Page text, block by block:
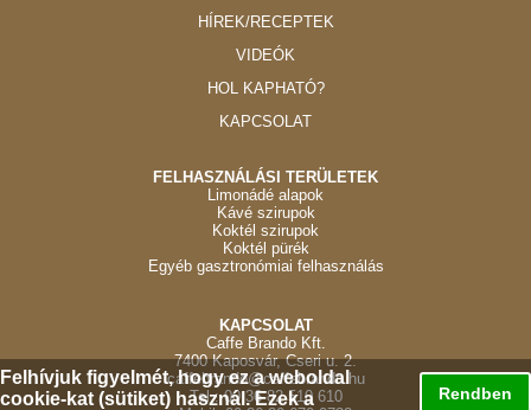
Rendben
Felhívjuk figyelmét, hogy ez a weboldal
cookie-kat (sütiket) használ. Ezek a
HÍREK/RECEPTEK
VIDEÓK
HOL KAPHATÓ?
KAPCSOLAT
FELHASZNÁLÁSI TERÜLETEK
Limonádé alapok
Kávé szirupok
Koktél szirupok
Koktél pürék
Egyéb gasztronómiai felhasználás
KAPCSOLAT
Caffe Brando Kft.
7400 Kaposvár, Cseri u. 2.
caffebrando@caffebrando.hu
Tel.: 00 36 82 510 610